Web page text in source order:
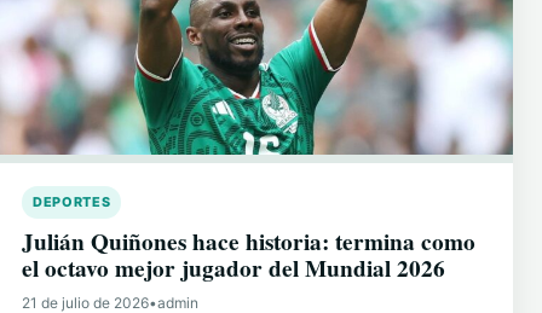
DEPORTES
Julián Quiñones hace historia: termina como
el octavo mejor jugador del Mundial 2026
21 de julio de 2026•admin